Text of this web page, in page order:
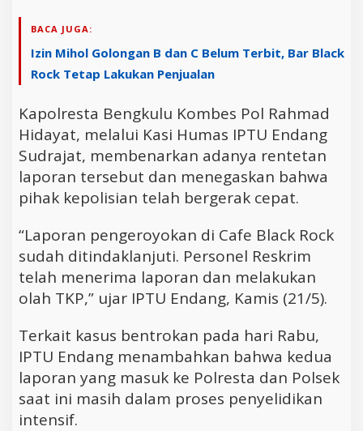
BACA JUGA:
Izin Mihol Golongan B dan C Belum Terbit, Bar Black
Rock Tetap Lakukan Penjualan
Kapolresta Bengkulu Kombes Pol Rahmad
Hidayat, melalui Kasi Humas IPTU Endang
Sudrajat, membenarkan adanya rentetan
laporan tersebut dan menegaskan bahwa
pihak kepolisian telah bergerak cepat.
“Laporan pengeroyokan di Cafe Black Rock
sudah ditindaklanjuti. Personel Reskrim
telah menerima laporan dan melakukan
olah TKP,” ujar IPTU Endang, Kamis (21/5).
Terkait kasus bentrokan pada hari Rabu,
IPTU Endang menambahkan bahwa kedua
laporan yang masuk ke Polresta dan Polsek
saat ini masih dalam proses penyelidikan
intensif.